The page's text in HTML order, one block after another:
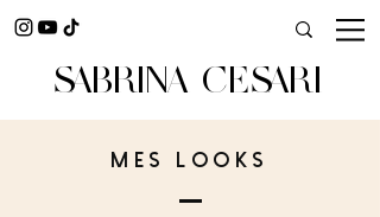
SABRINA CESARI
mes LOOKs